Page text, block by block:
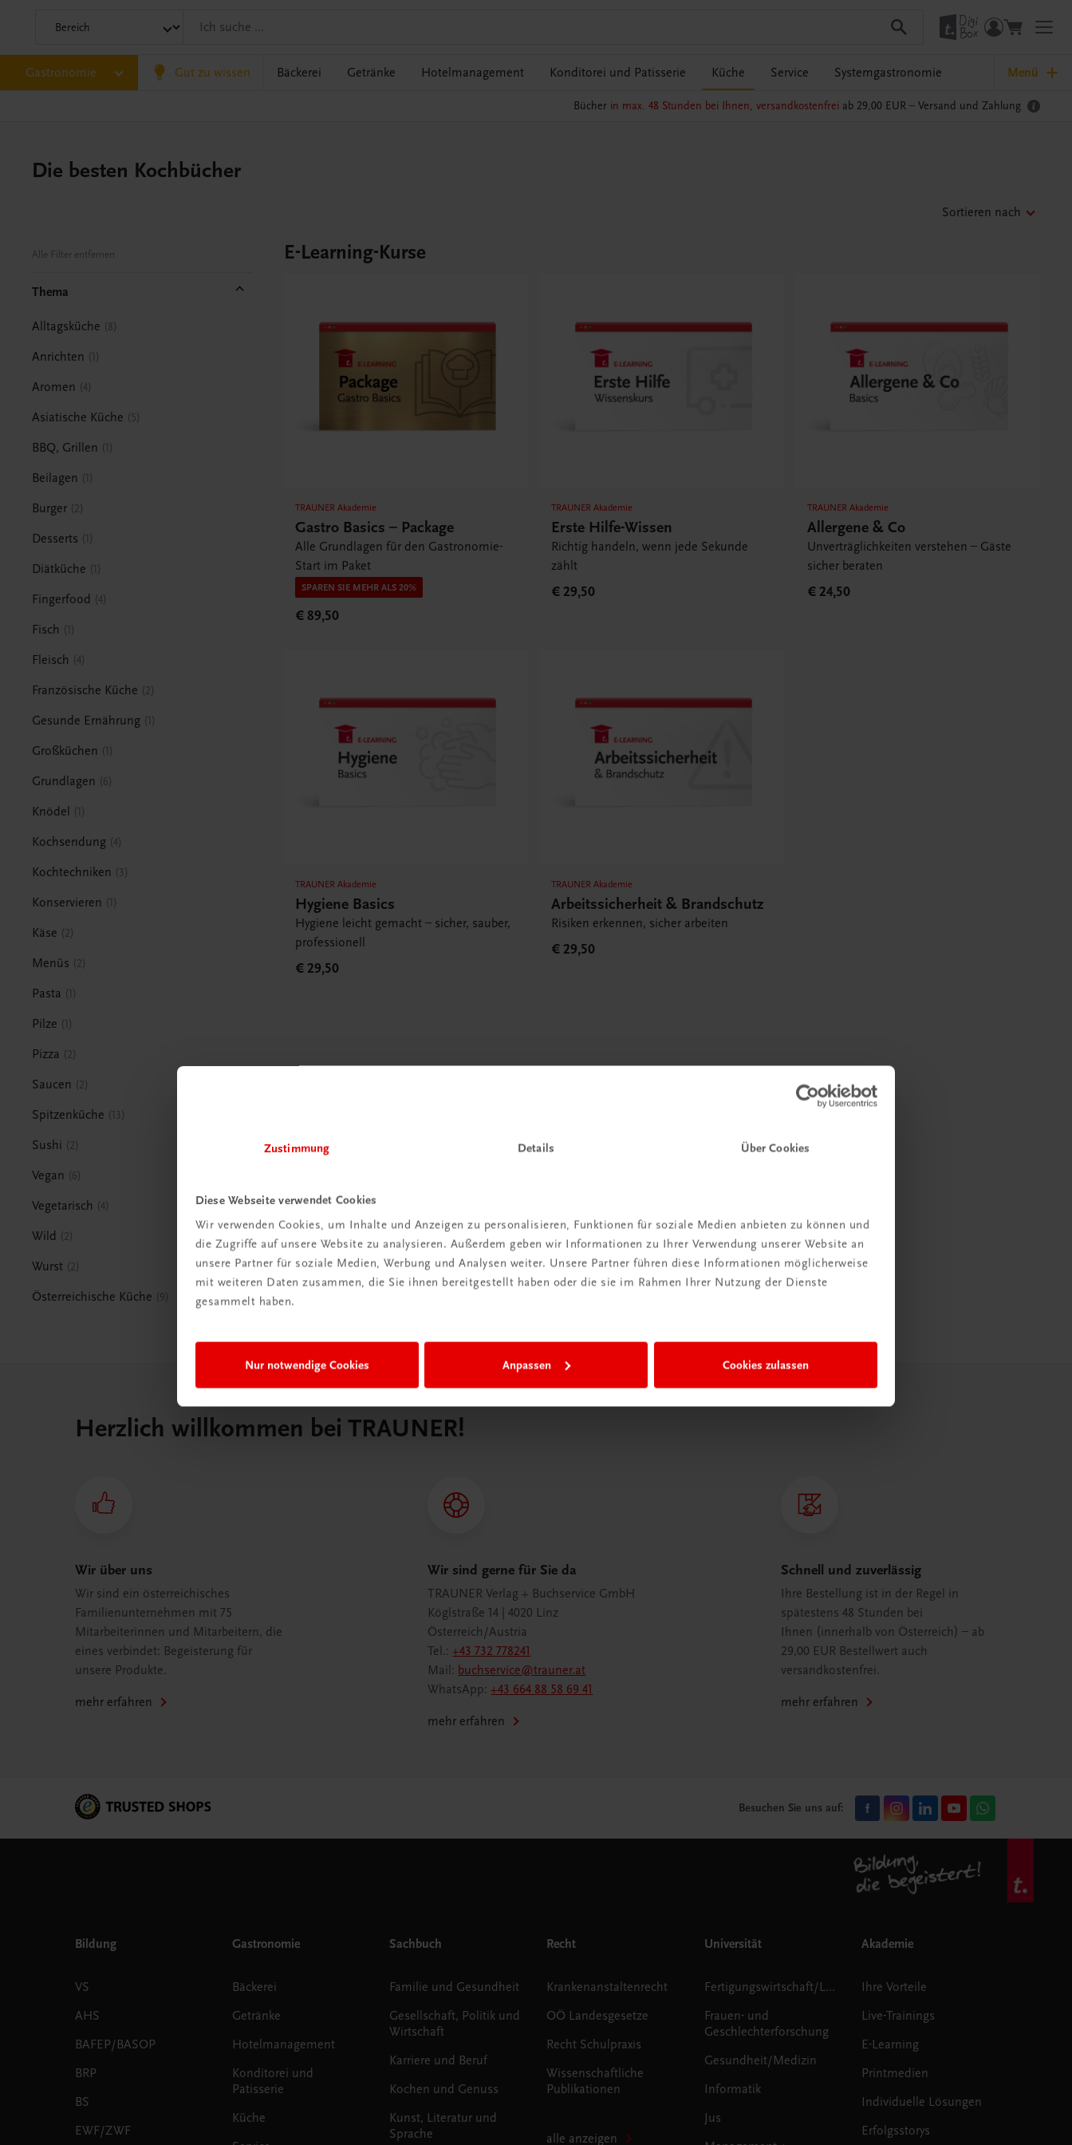
Zustimmung Details Über Cookies
Diese Webseite verwendet Cookies
Wir verwenden Cookies, um Inhalte und Anzeigen zu personalisieren, Funktionen für soziale Medien anbieten zu können und
die Zugriffe auf unsere Website zu analysieren. Außerdem geben wir Informationen zu Ihrer Verwendung unserer Website an
unsere Partner für soziale Medien, Werbung und Analysen weiter. Unsere Partner führen diese Informationen möglicherweise
mit weiteren Daten zusammen, die Sie ihnen bereitgestellt haben oder die sie im Rahmen Ihrer Nutzung der Dienste
gesammelt haben.
Nur notwendige Cookies Anpassen Cookies zulassen
Gastronomie Gut zu wissen Bäckerei Getränke Hotelmanagement Konditorei und Patisserie Küche Service Systemgastronomie Menü
Bücher in max. 48 Stunden bei Ihnen, versandkostenfrei ab 29,00 EUR – Versand und Zahlung
Die besten Kochbücher
Sortieren nach
Alle Filter entfernen
Thema
Alltagsküche 8
Anrichten 1
Aromen 4
Asiatische Küche 5
BBQ, Grillen 1
Beilagen 1
Burger 2
Desserts 1
Diätküche 1
Fingerfood 4
Fisch 1
Fleisch 4
Französische Küche 2
Gesunde Ernährung 1
Großküchen 1
Grundlagen 6
Knödel 1
Kochsendung 4
Kochtechniken 3
Konservieren 1
Käse 2
Menüs 2
Pasta 1
Pilze 1
Pizza 2
Saucen 2
Spitzenküche 13
Sushi 2
Vegan 6
Vegetarisch 4
Wild 2
Wurst 2
Österreichische Küche 9
E-Learning-Kurse
TRAUNER Akademie
Gastro Basics – Package
Alle Grundlagen für den Gastronomie-
Start im Paket
SPAREN SIE MEHR ALS 20%
€ 89,50
TRAUNER Akademie
Erste Hilfe-Wissen
Richtig handeln, wenn jede Sekunde
zählt
€ 29,50
TRAUNER Akademie
Allergene & Co
Unverträglichkeiten verstehen – Gäste
sicher beraten
€ 24,50
TRAUNER Akademie
Hygiene Basics
Hygiene leicht gemacht – sicher, sauber,
professionell
€ 29,50
TRAUNER Akademie
Arbeitssicherheit & Brandschutz
Risiken erkennen, sicher arbeiten
€ 29,50
Herzlich willkommen bei TRAUNER!
Wir über uns
Wir sind ein österreichisches
Familienunternehmen mit 75
Mitarbeiterinnen und Mitarbeitern, die
eines verbindet: Begeisterung für
unsere Produkte.
mehr erfahren
Wir sind gerne für Sie da
TRAUNER Verlag + Buchservice GmbH
Köglstraße 14 | 4020 Linz
Österreich/Austria
Tel.:+43 732 778241
Mail: buchservice@trauner.at
WhatsApp:+43 664 88 58 69 41
mehr erfahren
Schnell und zuverlässig
Ihre Bestellung ist in der Regel in
spätestens 48 Stunden bei
Ihnen (innerhalb von Österreich) – ab
29,00 EUR Bestellwert auch
versandkostenfrei.
mehr erfahren
Besuchen Sie uns auf:
Bildung
VS
AHS
BAFEP/BASOP
BRP
BS
EWF/ZWF
Gastronomie
Bäckerei
Getränke
Hotelmanagement
Konditorei und
Patisserie
Küche
Sachbuch
Familie und Gesundheit
Gesellschaft, Politik und
Wirtschaft
Karriere und Beruf
Kochen und Genuss
Kunst, Literatur und
Sprache
Recht
Krankenanstaltenrecht
OÖ Landesgesetze
Recht Schulpraxis
Wissenschaftliche
Publikationen
alle anzeigen
Universität
Fertigungswirtschaft/Logistik
Frauen- und
Geschlechterforschung
Gesundheit/Medizin
Informatik
Jus
Akademie
Ihre Vorteile
Live-Trainings
E-Learning
Printmedien
Individuelle Lösungen
Erfolgsstorys